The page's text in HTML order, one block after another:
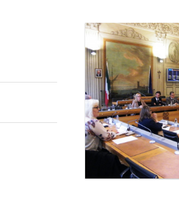
Ingrandisci
l'immagine